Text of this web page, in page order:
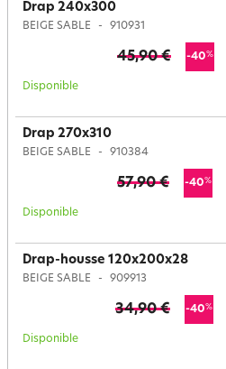
Drap 240x300
BEIGE SABLE 910931
45,90 € -40%
Disponible
Drap 270x310
BEIGE SABLE 910384
57,90 € -40%
Disponible
Drap-housse 120x200x28
BEIGE SABLE 909913
34,90 € -40%
Disponible